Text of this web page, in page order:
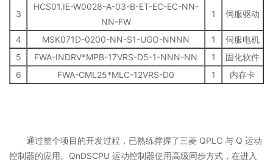
3
HCS01.IE-W0028-A-03-B-ET-EC-EC-NN-
NN-FW
1 伺服驱动
4 MSK071D-0200-NN-S1-UGO-NNNN 1
伺服电机
5
FWA-INDRV*MPB-17VRS-D5-1-NNN-NN 1
固化软件
6
FWA-CML25*MLC-12VRS-D0 1 内存卡
通过整个项目的开发过程，已熟练撑握了三菱 QPLC 与 Q 运动
控制器的应用。QnDSCPU 运动控制器使用高级同步方式，在进入